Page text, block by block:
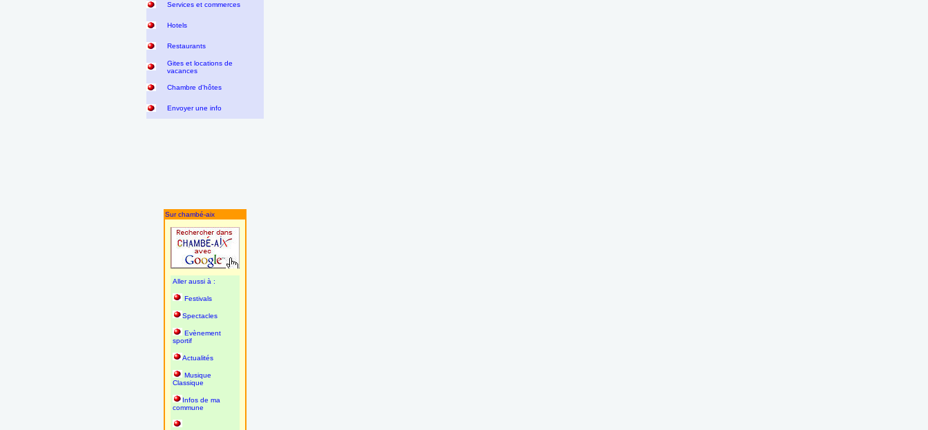
Services et commerces
Hotels
Restaurants
Gites et locations de
vacances
Chambre d'hôtes
Envoyer une info
Sur chambé-aix
Aller aussi à :
Festivals
Spectacles
Evènement
sportif
Actualités
Musique
Classique
Infos de ma
commune